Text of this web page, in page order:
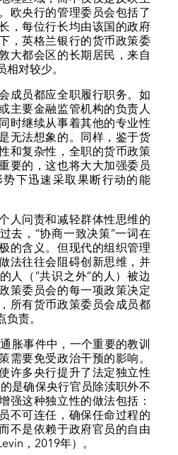
欧央行的管理委员会包括了
，每位行长均由该国的政府
，英格兰银行的货币政策委
大都会区的长期居民，来自
对较少。
成员都应全职履行职务。如
主要金融监管机构的负责人
时继续从事着其他的专业性
无法想象的。同样，鉴于货
和复杂性，全职的货币政策
要的，这也将大大加强委员
下迅速采取果断行动的能
人问责和减轻群体性思维的
去，“协商一致决策”一词在
的含义。但现代的组织管理
法往往会阻碍创新思维，并
人（“共识之外”的人）被边
策委员会的每一项政策决定
所有货币政策委员会成员都
责。
胀事件中，一个重要的教训
需要免受政治干预的影响。
许多央行提升了法定独立性
是确保央行官员除渎职外不
强这种独立性的做法包括：
不可连任，确保任命过程的
不是依赖于政府官员的自由
，2019年）。